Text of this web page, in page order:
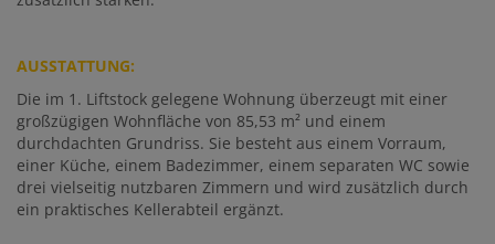
AUSSTATTUNG:
Die im 1. Liftstock gelegene Wohnung überzeugt mit einer
großzügigen Wohnfläche von 85,53 m² und einem
durchdachten Grundriss. Sie besteht aus einem Vorraum,
einer Küche, einem Badezimmer, einem separaten WC sowie
drei vielseitig nutzbaren Zimmern und wird zusätzlich durch
ein praktisches Kellerabteil ergänzt.